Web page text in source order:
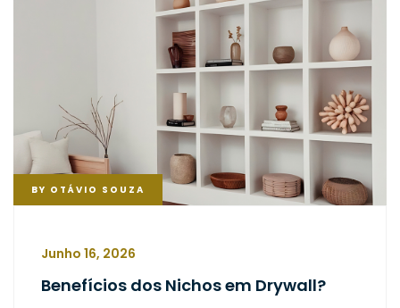
BY OTÁVIO SOUZA
Junho 16, 2026
Benefícios dos Nichos em Drywall?